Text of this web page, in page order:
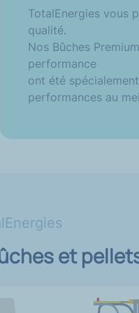
TotalEnergies vous
qualité.
Nos Bûches
performance
ont été
performances au
et